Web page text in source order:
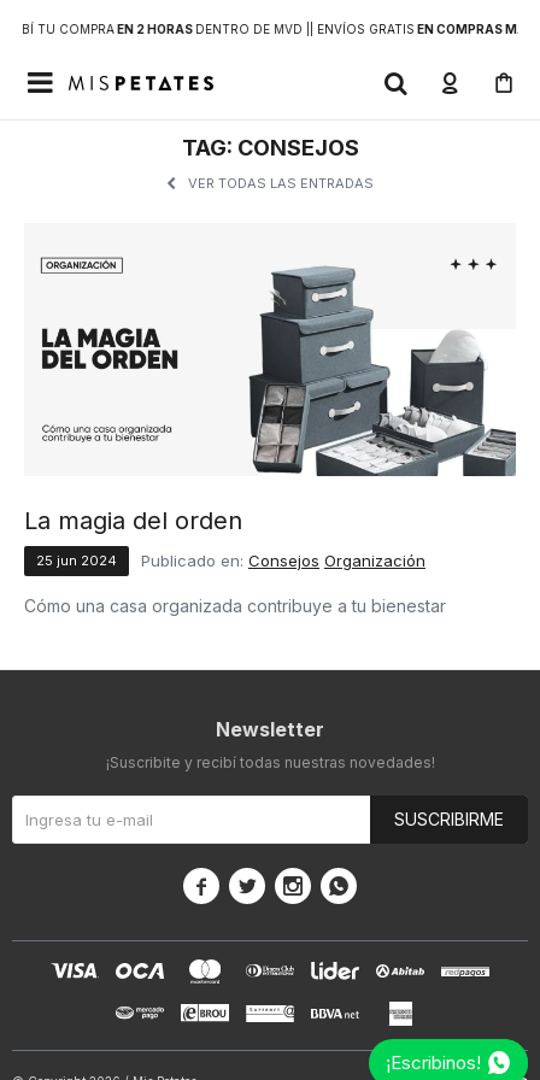
TU COMPRAEN 2 HORAS DENTRO DE MVD | | ENVÍOS GRATISEN COMPRAS

TAG: CONSEJOS
VER TODAS LAS ENTRADAS
La magia del orden
25 jun 2024 Publicado en: Consejos Organización
Cómo una casa organizada contribuye a tu bienestar
Newsletter
¡Suscribite y recibí todas nuestras novedades!
SUSCRIBIRME
   
¡Escribinos!